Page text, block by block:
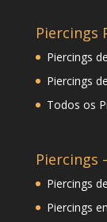
Piercings
Piercings
Piercings
Todos os
Piercings
Piercings
Piercings